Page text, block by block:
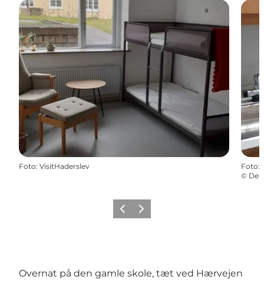
Foto: VisitHaderslev Foto:
© Det
ForrigeNæste
Overnat på den gamle skole, tæt ved Hærvejen